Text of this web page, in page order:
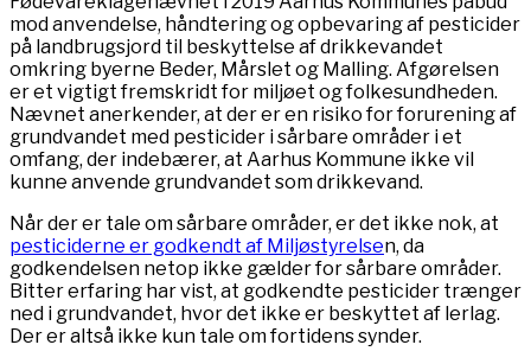
mod anvendelse, håndtering og opbevaring af pesticider
på landbrugsjord til beskyttelse af drikkevandet
omkring byerne Beder, Mårslet og Malling. Afgørelsen
er et vigtigt fremskridt for miljøet og folkesundheden.
Nævnet anerkender, at der er en risiko for forurening af
grundvandet med pesticider i sårbare områder i et
omfang, der indebærer, at Aarhus Kommune ikke vil
kunne anvende grundvandet som drikkevand.
Når der er tale om sårbare områder, er det ikke nok, at
pesticiderne er godkendt af Miljøstyrelsen, da
godkendelsen netop ikke gælder for sårbare områder.
Bitter erfaring har vist, at godkendte pesticider trænger
ned i grundvandet, hvor det ikke er beskyttet af lerlag.
Der er altså ikke kun tale om fortidens synder.